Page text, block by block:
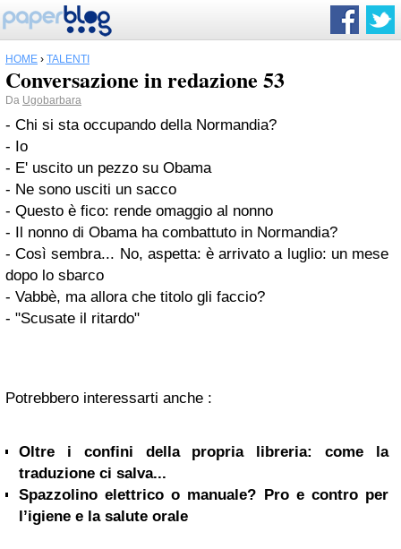
HOME › TALENTI
Conversazione in redazione 53
Da Ugobarbara
- Chi si sta occupando della Normandia?
- Io
- E' uscito un pezzo su Obama
- Ne sono usciti un sacco
- Questo è fico: rende omaggio al nonno
- Il nonno di Obama ha combattuto in Normandia?
- Così sembra... No, aspetta: è arrivato a luglio: un mese
dopo lo sbarco
- Vabbè, ma allora che titolo gli faccio?
- "Scusate il ritardo"
Potrebbero interessarti anche :
Oltre i confini della propria libreria: come la
traduzione ci salva...
Spazzolino elettrico o manuale? Pro e contro per
l’igiene e la salute orale